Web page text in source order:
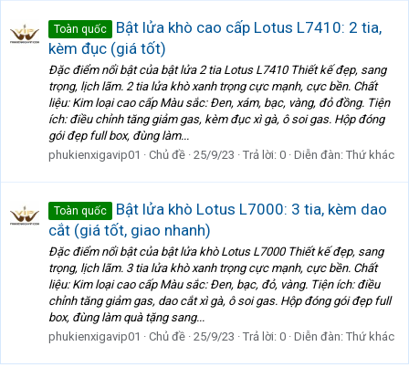
Toàn quốc
Bật lửa khò cao cấp Lotus L7410: 2 tia,
kèm đục (giá tốt)
Đặc điểm nổi bật của bật lửa 2 tia Lotus L7410 Thiết kế đẹp, sang
trọng, lịch lãm. 2 tia lửa khò xanh trọng cực mạnh, cực bền. Chất
liệu: Kim loại cao cấp Màu sắc: Đen, xám, bạc, vàng, đỏ đồng. Tiện
ích: điều chỉnh tăng giảm gas, kèm đục xì gà, ô soi gas. Hộp đóng
gói đẹp full box, đùng làm...
phukienxigavip01
Chủ đề 25/9/23 Trả lời: 0 Diễn đàn: Thứ khác
Toàn quốc
Bật lửa khò Lotus L7000: 3 tia, kèm dao
cắt (giá tốt, giao nhanh)
Đặc điểm nổi bật của bật lửa khò Lotus L7000 Thiết kế đẹp, sang
trọng, lịch lãm. 3 tia lửa khò xanh trọng cực mạnh, cực bền. Chất
liệu: Kim loại cao cấp Màu sắc: Đen, bạc, đỏ, vàng. Tiện ích: điều
chỉnh tăng giảm gas, dao cắt xì gà, ô soi gas. Hộp đóng gói đẹp full
box, đùng làm quà tặng sang...
phukienxigavip01
Chủ đề 25/9/23 Trả lời: 0 Diễn đàn: Thứ khác